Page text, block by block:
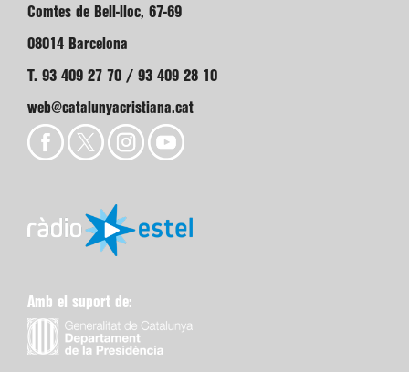
Comtes de Bell-lloc, 67-69
08014 Barcelona
T. 93 409 27 70 / 93 409 28 10
web@catalunyacristiana.cat
Amb el suport de: